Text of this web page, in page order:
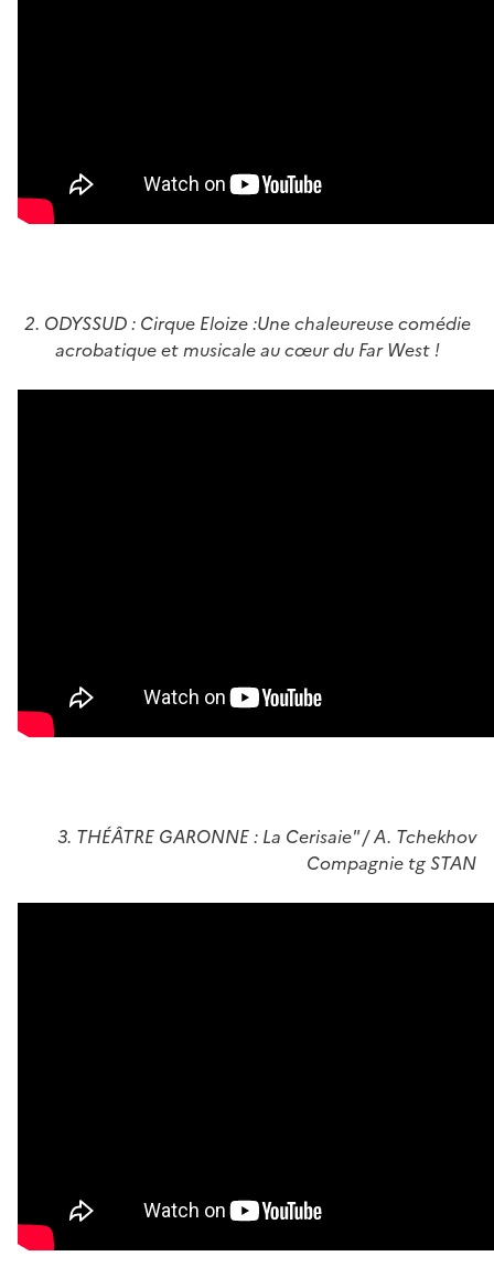
2. ODYSSUD : Cirque Eloize :Une chaleureuse comédie
acrobatique et musicale au cœur du Far West !
3. THÉÂTRE GARONNE : La Cerisaie" / A. Tchekhov
Compagnie tg STAN